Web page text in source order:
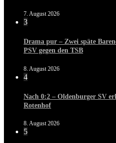
7. August 2026
3
Drama pur – Zwei späte
PSV gegen den TSB
8. August 2026
4
Nach 0:2 – Oldenburger SV
Rotenhof
8. August 2026
5